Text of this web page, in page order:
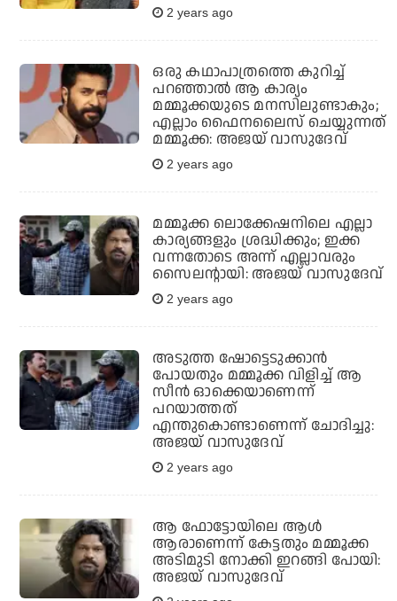
2 years ago
ഒരു കഥാപാത്രത്തെ കുറിച്ച്
പറഞ്ഞാല്‍ ആ കാര്യം
മമ്മൂക്കയുടെ മനസിലുണ്ടാകും;
എല്ലാം ഫൈനലൈസ് ചെയ്യുന്നത്
മമ്മൂക്ക: അജയ് വാസുദേവ്
2 years ago
മമ്മൂക്ക ലൊക്കേഷനിലെ എല്ലാ
കാര്യങ്ങളും ശ്രദ്ധിക്കും; ഇക്ക
വന്നതോടെ അന്ന് എല്ലാവരും
സൈലന്റായി: അജയ് വാസുദേവ്
2 years ago
അടുത്ത ഷോട്ടെടുക്കാന്‍
പോയതും മമ്മൂക്ക വിളിച്ച് ആ
സീന്‍ ഓക്കെയാണെന്ന്
പറയാത്തത്
എന്തുകൊണ്ടാണെന്ന് ചോദിച്ചു:
അജയ് വാസുദേവ്
2 years ago
ആ ഫോട്ടോയിലെ ആള്‍
ആരാണെന്ന് കേട്ടതും മമ്മൂക്ക
അടിമുടി നോക്കി ഇറങ്ങി പോയി:
അജയ് വാസുദേവ്